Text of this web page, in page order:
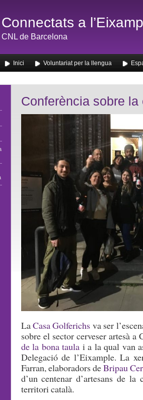
Connectats a
CNL de Barcelona
Inici Voluntariat per la llengua
Conferència sobre la
LaCasa Golferichs va ser
sobre el sector cerveser artesà
de la bona taula i a la qual van
Delegació de l’Eixample. La
Farran, elaboradors deBripau
d’un centenar d’artesans de
territori català.